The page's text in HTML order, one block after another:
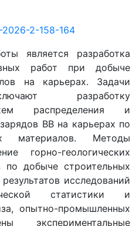
2-158-164
является разработка
работ при добыче
на карьерах. Задачи
разработку
распределения и
ВВ на карьерах по
материалов. Методы
горно-геологических
по добыче строительных
исследований
статистики и
опытно-промышленных
экспериментальные